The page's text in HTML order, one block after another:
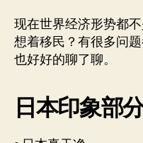
现在世界经济形势都
想着移民？有很多问
也好好的聊了聊。
日本印象部